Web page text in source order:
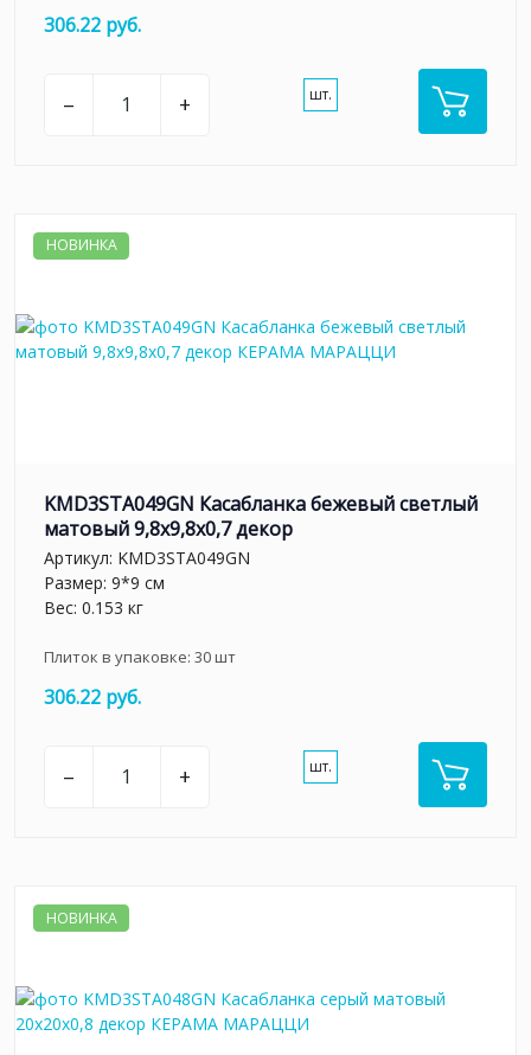
306.22 руб.
– + шт.
НОВИНКА
KMD3STA049GN Касабланка бежевый светлый
матовый 9,8x9,8x0,7 декор
Артикул: KMD3STA049GN
Размер: 9*9 см
Вес: 0.153 кг
Плиток в упаковке: 30шт
306.22 руб.
– + шт.
НОВИНКА